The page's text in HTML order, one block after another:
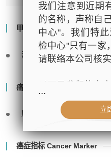
甲状腺功能 Thyroid
游离甲状腺素 FT4
痛风 Gout
尿酸 Uric Acid
癌症指标 Cancer Marker
我们注意到近期
的名称，声称自
中心"。我们特
检中心"只有一家
请联络本公司核
- 公司名称：中
- 地址：香港皇
心42楼4203室
...
立